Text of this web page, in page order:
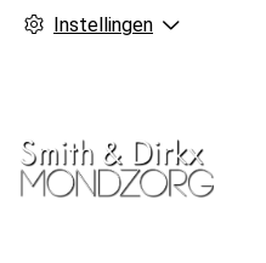
Instellingen